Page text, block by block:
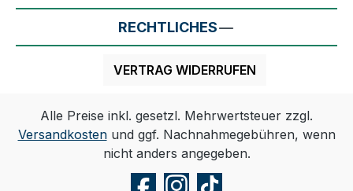
RECHTLICHES
VERTRAG WIDERRUFEN
Alle Preise inkl. gesetzl. Mehrwertsteuer zzgl.
Versandkostenund ggf. Nachnahmegebühren, wenn
nicht anders angegeben.